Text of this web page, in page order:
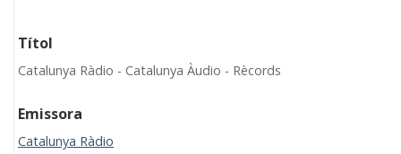
Títol
Catalunya Ràdio - Catalunya Àudio - Rècords
Emissora
Catalunya Ràdio